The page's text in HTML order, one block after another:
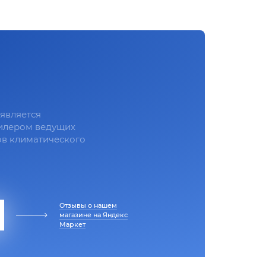
ведущих
климатического
Отзывы о нашем
магазине на Яндекс
Маркет